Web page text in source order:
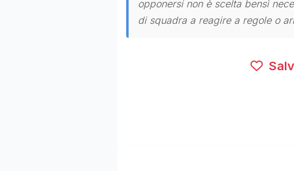
opponersi non è scelta bensì
di squadra a reagire a regole o